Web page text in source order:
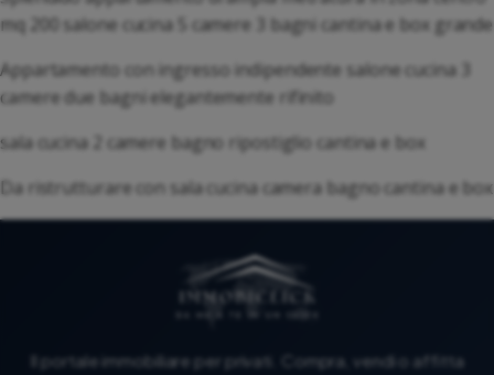
mq 200 salone cucina 5 camere 3 bagni cantina e box grande
Appartamento con ingresso indipendente salone cucina 3
camere due bagni elegantemente rifinito
sala cucina 2 camere bagno ripostiglio cantina e box
Da ristrutturare con sala cucina camera bagno cantina e box
Il portale immobiliare per privati. Compra, vendi o affitta